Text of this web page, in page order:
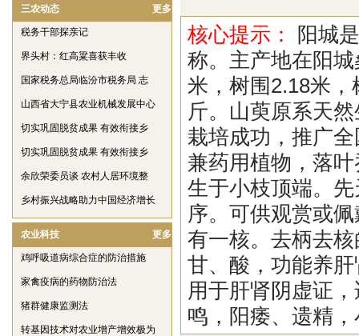
三农动态 更多
税务干部探亲记
界头村：红高粱喜获丰收
国家税务总局临汾市税务局 志
山西省大宁县农业机械发展中心
切实巩固脱贫成果 有效衔接乡
切实巩固脱贫成果 有效衔接乡
余欣荣委员谈 农村人居环境整
乡村振兴战略助力中国经济增长
农业科技 更多
鸡呼吸道病综合症的防治措施
家禽疫病的药物防治法
猪群健康监测法
转基因技术对农业增产增效极为
核心提示：
阳城
称。主产地在阳
米，树围2.18米
斤。山萸原系天
栽培成功，推广
兼药用植物，落
生于小枝顶端。
序。可供观赏或
有一核。去柄去
甘、酸，功能养
用于肝肾阴虚证
鸣，阳痿、遗精